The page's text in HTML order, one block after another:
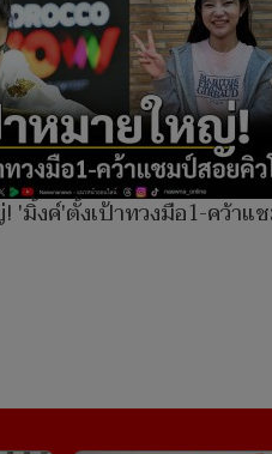
'มิ้งค์'ตั้งเป้าทวงมือ1-คว้าแ